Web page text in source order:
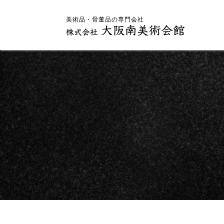
美術品・骨董品の専門会社